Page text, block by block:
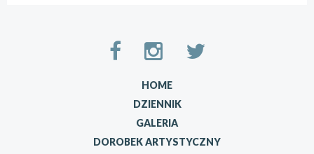
HOME
DZIENNIK
GALERIA
DOROBEK ARTYSTYCZNY